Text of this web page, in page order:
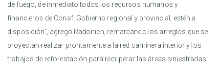
de fuego, de inmediato todos los recursos humanos y
financieros de Conaf, Gobierno regional y provincial, estén a
disposición”, agregó Radonich, remarcando los arreglos que se
proyectan realizar prontamente a la red caminera interior y los
trabajos de reforestación para recuperar las áreas siniestradas.